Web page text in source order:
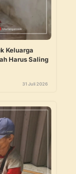
Keluarga
Harus Saling
31 Juli 2026